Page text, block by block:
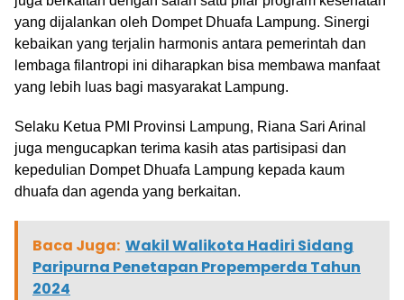
yang dijalankan oleh Dompet Dhuafa Lampung. Sinergi
kebaikan yang terjalin harmonis antara pemerintah dan
lembaga filantropi ini diharapkan bisa membawa manfaat
yang lebih luas bagi masyarakat Lampung.
Selaku Ketua PMI Provinsi Lampung, Riana Sari Arinal
juga mengucapkan terima kasih atas partisipasi dan
kepedulian Dompet Dhuafa Lampung kepada kaum
dhuafa dan agenda yang berkaitan.
Baca Juga: Wakil Walikota Hadiri Sidang
Paripurna Penetapan Propemperda Tahun
2024